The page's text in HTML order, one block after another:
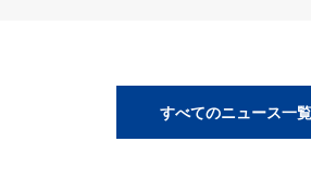
すべてのニュース一